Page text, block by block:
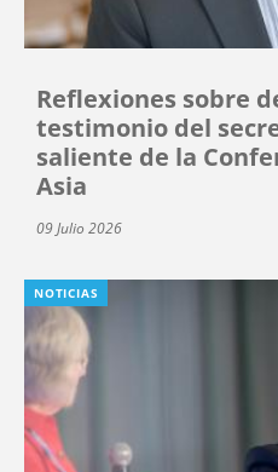
Reflexiones sobre
testimonio del
saliente de la
Asia
09 Julio 2026
NOTICIAS